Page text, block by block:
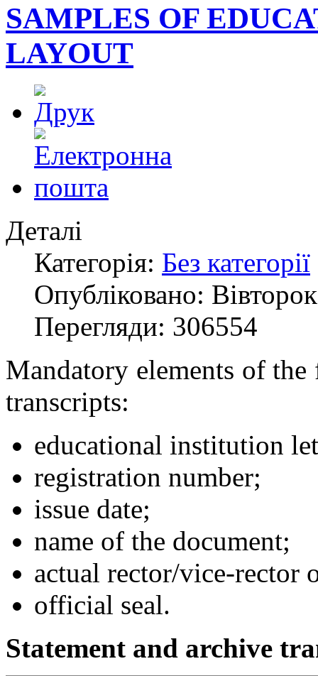
SAMPLES OF
LAYOUT
Деталі
Категорія: Без категорії
Опубліковано:
Перегляди: 306554
Mandatory elements of
transcripts:
educational institution
registration number;
issue date;
name of the document;
actual rector/vice-rector
official seal.
Statement and archive